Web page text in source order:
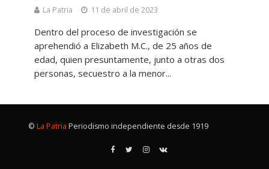
La Patria 11 de abril de 2023
Dentro del proceso de investigación se
aprehendió a Elizabeth M.C., de 25 años de
edad, quien presuntamente, junto a otras dos
personas, secuestro a la menor...
© La Patria Periodismo independiente desde 1919